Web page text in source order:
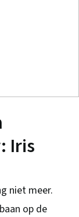
Iris
niet meer.
op de